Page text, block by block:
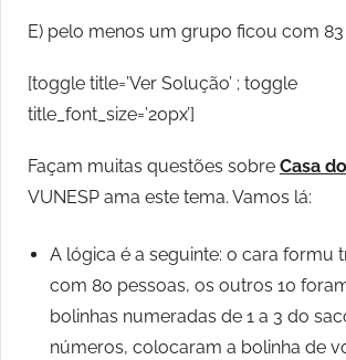
E) pelo menos um grupo ficou com 83
[toggle title=’Ver Solução’ ; toggle
title_font_size=’20px’]
Façam muitas questões sobre Casa
VUNESP ama este tema. Vamos lá:
A lógica é a seguinte: o cara formu
com 80 pessoas, os outros 10
bolinhas numeradas de 1 a 3 do
números, colocaram a bolinha de